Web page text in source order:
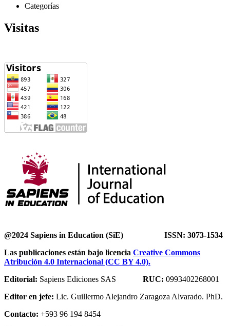
Categorías
Visitas
@2024 Sapiens in Education (SiE) ISSN: 3073-1534
Las publicaciones están bajo licencia Creative Commons
Atribución 4.0 Internacional (CC BY 4.0).
Editorial: Sapiens Ediciones SAS RUC: 0993402268001
Editor en jefe: Lic. Guillermo Alejandro Zaragoza Alvarado. PhD.
Contacto: +593 96 194 8454